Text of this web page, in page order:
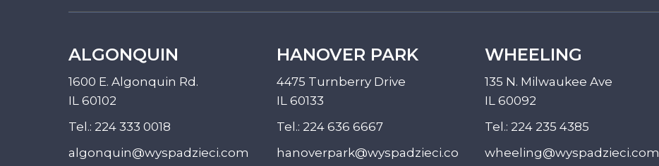
ALGONQUIN
1600 E. Algonquin Rd.
IL 60102
Tel.: 224 333 0018
algonquin@wyspadzieci.com
HANOVER PARK
4475 Turnberry Drive
IL 60133
Tel.: 224 636 6667
hanoverpark@wyspadzieci.co
WHEELING
135 N. Milwaukee Ave
IL 60092
Tel.: 224 235 4385
wheeling@wyspadzieci.com